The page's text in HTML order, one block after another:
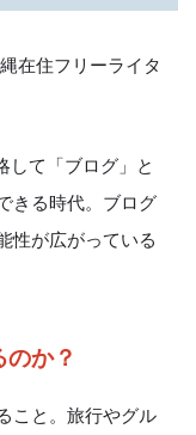
在住フリーライタ
して「ブログ」と
きる時代。ブログ
性が広がっている
か？
こと。旅行やグル